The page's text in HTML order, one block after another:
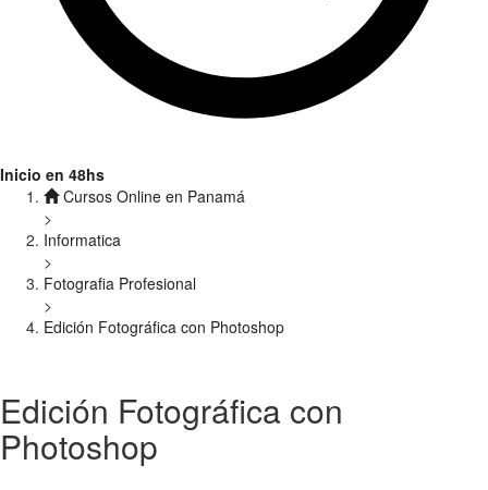
Inicio en 48hs
Cursos Online en Panamá
>
Informatica
>
Fotografia Profesional
>
Edición Fotográfica con Photoshop
Edición Fotográfica con
Photoshop